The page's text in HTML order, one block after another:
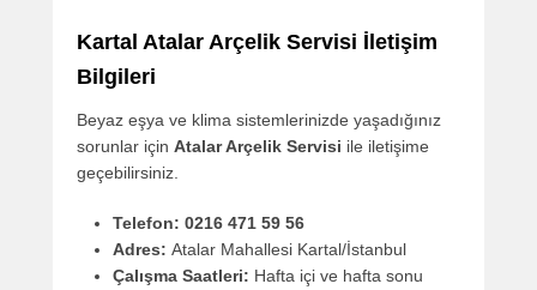
Kartal Atalar Arçelik Servisi İletişim
Bilgileri
Beyaz eşya ve klima sistemlerinizde yaşadığınız
sorunlar için Atalar Arçelik Servisi ile iletişime
geçebilirsiniz.
Telefon: 0216 471 59 56
Adres: Atalar Mahallesi Kartal/İstanbul
Çalışma Saatleri: Hafta içi ve hafta sonu